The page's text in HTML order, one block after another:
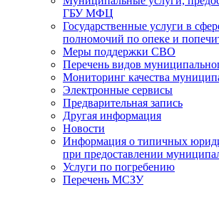
ГБУ МФЦ
Государственные услуги в
полномочий по опеке и
Меры поддержки СВО
Перечень видов
Мониторинг качества
Электронные сервисы
Предварительная запись
Другая информация
Новости
Информация о типичных
при предоставлении
Услуги по погребению
Перечень МСЗУ